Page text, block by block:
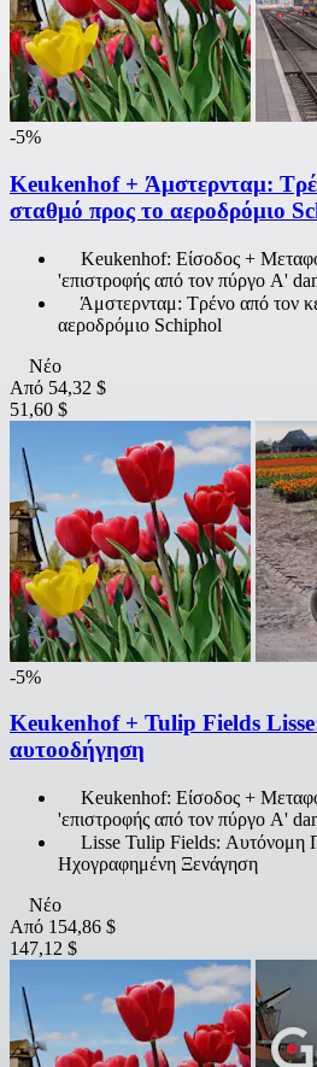
-5%
Keukenhof + Άμστερνταμ:
σταθμό προς το αεροδρόμιο
Keukenhof: Είσοδος +
'επιστροφής από τον πύργο A'
Άμστερνταμ: Τρένο από τον
αεροδρόμιο Schiphol
Νέο
Από 54,32 $
51,60 $
-5%
Keukenhof + Tulip Fields
αυτοοδήγηση
Keukenhof: Είσοδος +
'επιστροφής από τον πύργο A'
Lisse Tulip Fields: Αυτόνομη
Ηχογραφημένη Ξενάγηση
Νέο
Από 154,86 $
147,12 $